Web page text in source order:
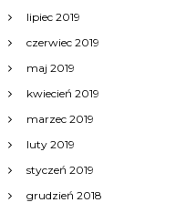
lipiec 2019
czerwiec 2019
maj 2019
kwiecień 2019
marzec 2019
luty 2019
styczeń 2019
grudzień 2018